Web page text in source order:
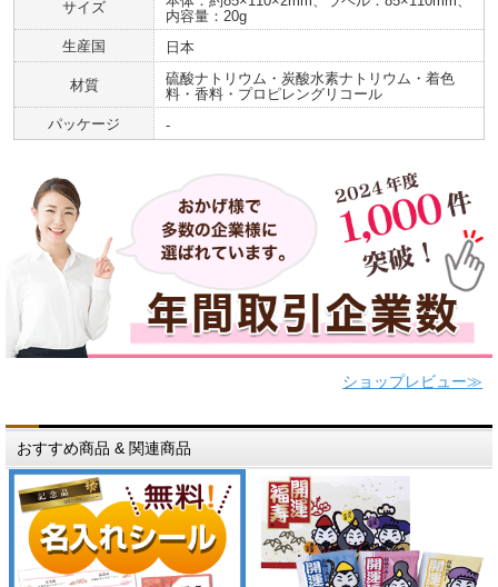
サイズ
内容量：20g
生産国
日本
材質
硫酸ナトリウム・炭酸水素ナトリウム・着色
料・香料・プロピレングリコール
パッケージ
-
ショップレビュー≫
おすすめ商品 & 関連商品